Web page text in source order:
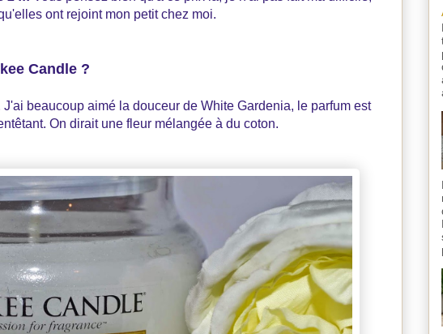
ont rejoint mon petit chez moi.
Candle ?
beaucoup aimé la douceur de White Gardenia, le parfum est
On dirait une fleur mélangée à du coton.